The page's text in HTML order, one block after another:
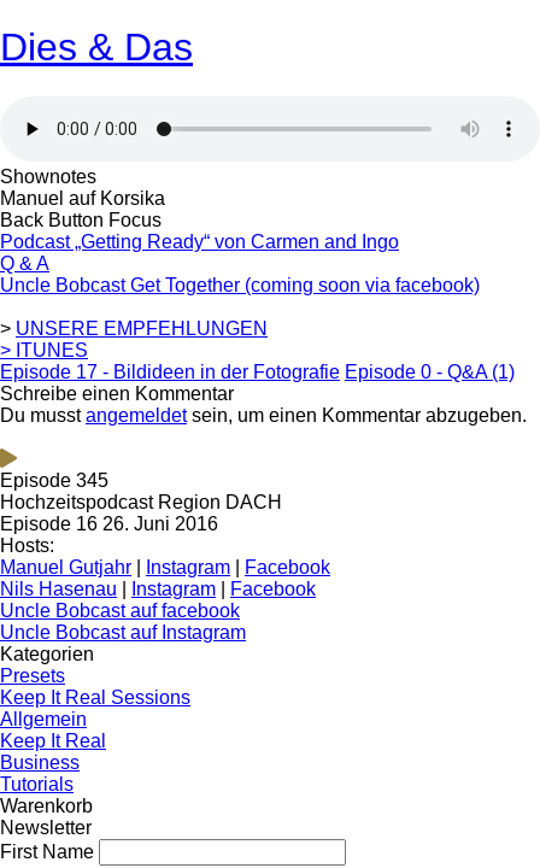
Dies & Das
Shownotes
Manuel auf Korsika
Back Button Focus
Podcast „Getting Ready“ von Carmen and Ingo
Q & A
Uncle Bobcast Get Together (coming soon via facebook)
> UNSERE EMPFEHLUNGEN
> ITUNES
Episode 17 - Bildideen in der Fotografie Episode 0 - Q&A (1)
Schreibe einen Kommentar
Du musstangemeldetsein, um einen Kommentar abzugeben.
Episode 345
Hochzeitspodcast Region DACH
Episode 16 26. Juni 2016
Hosts:
Manuel Gutjahr
Instagram
Facebook
Nils Hasenau
Instagram
Facebook
Uncle Bobcast auf facebook
Uncle Bobcast auf Instagram
Kategorien
Presets
Keep It Real Sessions
Allgemein
Keep It Real
Business
Tutorials
Warenkorb
Newsletter
First Name